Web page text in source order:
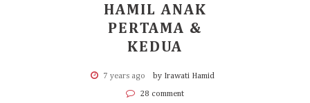
HAMIL ANAK
PERTAMA &
KEDUA
7 years ago by Irawati Hamid
28 comment